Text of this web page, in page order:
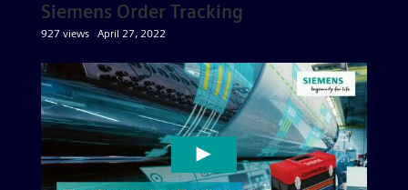
Siemens Order Tracking
927 views April 27, 2022